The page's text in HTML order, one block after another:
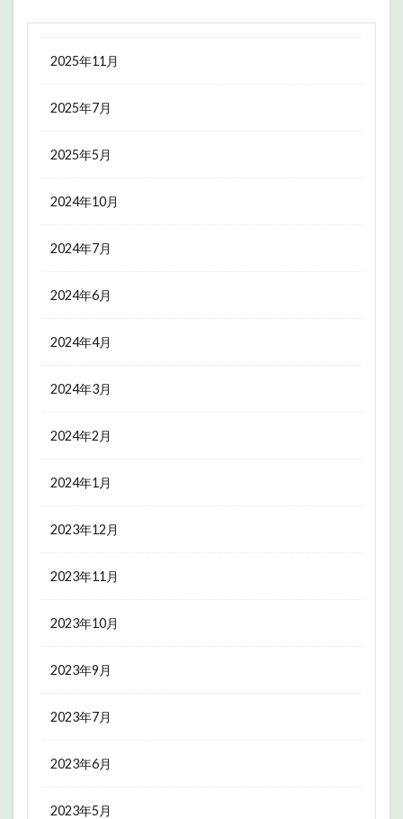
2025年11月
2025年7月
2025年5月
2024年10月
2024年7月
2024年6月
2024年4月
2024年3月
2024年2月
2024年1月
2023年12月
2023年11月
2023年10月
2023年9月
2023年7月
2023年6月
2023年5月